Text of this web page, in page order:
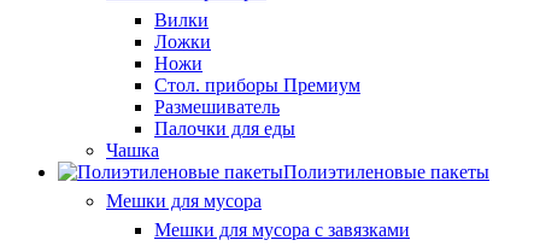
Вилки
Ложки
Ножи
Стол. приборы Премиум
Размешиватель
Палочки для еды
Чашка
Полиэтиленовые пакеты
Мешки для мусора
Мешки для мусора с завязками